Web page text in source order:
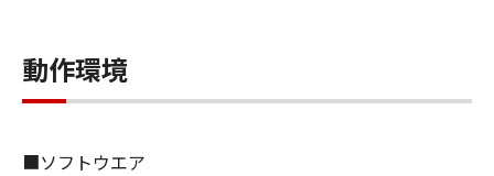
お客様は、「本ソフトウェア」に含まれるキヤ
ノンまたはキヤノンのライセンサーの著作権表
動作環境
■ソフトウエア